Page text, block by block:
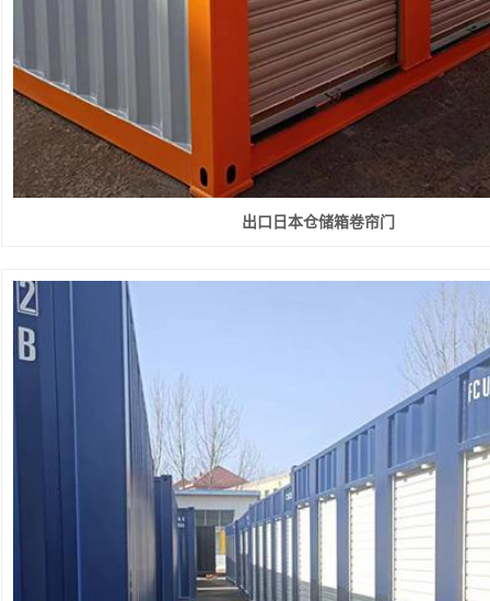
防火卷帘门
钢制防火门
伸缩门
肯德基门
铝艺门.围栏
出口日本仓储箱卷帘门